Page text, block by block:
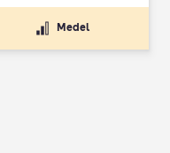
Medel